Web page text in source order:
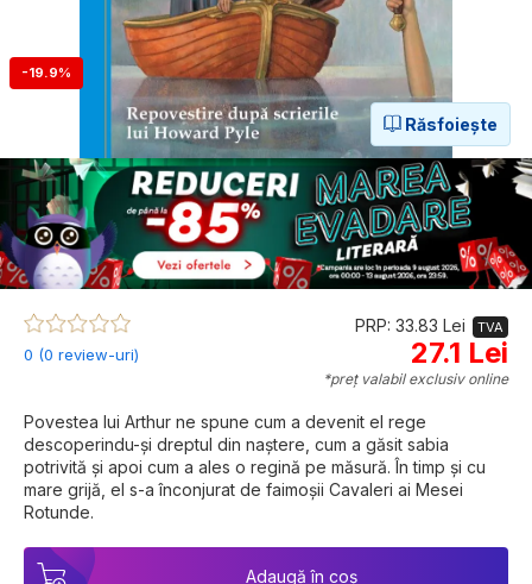
-19.9%
Răsfoiește
0 (0 review-uri)
PRP: 33.83 Lei TVA
27.1 Lei
*preț valabil exclusiv online
Povestea lui Arthur ne spune cum a devenit el rege
descoperindu-şi dreptul din naştere, cum a găsit sabia
potrivită şi apoi cum a ales o regină pe măsură. În timp şi cu
mare grijă, el s-a înconjurat de faimoşii Cavaleri ai Mesei
Rotunde.
Adaugă în coș